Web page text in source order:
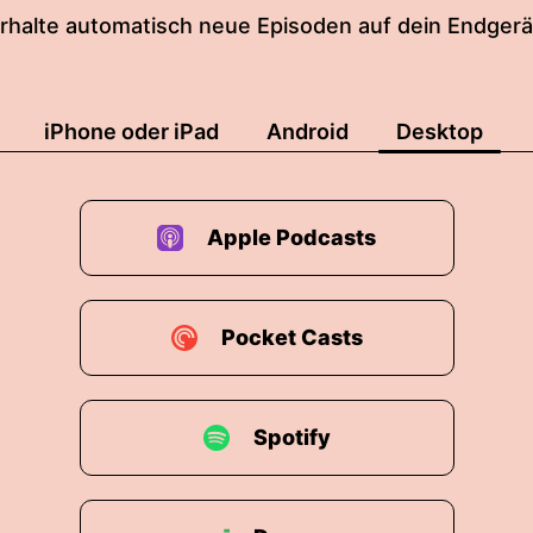
automatisch neue Episoden auf dein
iPhone oder iPad Android Desktop
Apple Podcasts
Pocket Casts
Spotify